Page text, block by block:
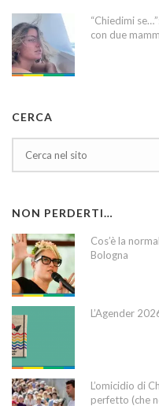
“Chiedimi
con due
CERCA
NON PERDERTI…
Cos’è la
Bologna
L’Agender
L’omicidio di
perfetto (che